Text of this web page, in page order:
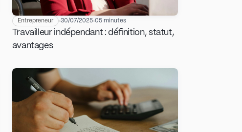
Entrepreneur 30/07/2025 05 minutes
Travailleur indépendant : définition, statut,
avantages